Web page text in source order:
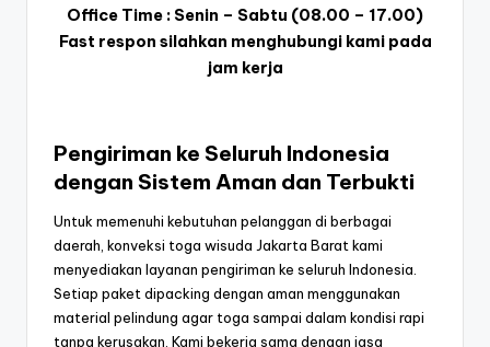
Office Time : Senin – Sabtu (08.00 – 17.00)
Fast respon silahkan menghubungi kami pada
jam kerja
Pengiriman ke Seluruh Indonesia
dengan Sistem Aman dan Terbukti
Untuk memenuhi kebutuhan pelanggan di berbagai
daerah, konveksi toga wisuda Jakarta Barat kami
menyediakan layanan pengiriman ke seluruh Indonesia.
Setiap paket dipacking dengan aman menggunakan
material pelindung agar toga sampai dalam kondisi rapi
tanpa kerusakan. Kami bekerja sama dengan jasa